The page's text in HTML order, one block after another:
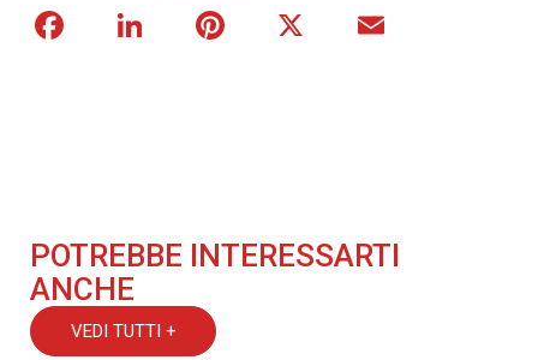
FacebookLinkedInPinterest
POTREBBE INTERESSARTI
ANCHE
VEDI TUTTI +